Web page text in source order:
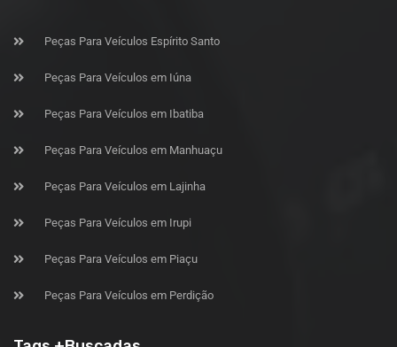
Peças Para Veículos Espírito Santo
Peças Para Veículos em Iúna
Peças Para Veículos em Ibatiba
Peças Para Veículos em Manhuaçu
Peças Para Veículos em Lajinha
Peças Para Veículos em Irupi
Peças Para Veículos em Piaçu
Peças Para Veículos em Perdição